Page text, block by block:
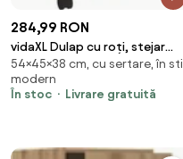
284,99 RON
vidaXL Dulap cu roți, stejar
fumuriu, 45x38x54 cm, lemn
prelucrat
54×45×38 cm, cu sertare, în stil
modern
În stoc
Livrare gratuită